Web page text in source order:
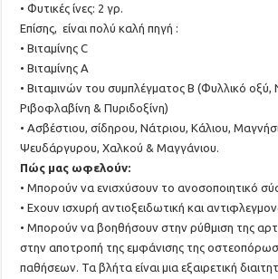
• Φυτικές ίνες: 2 γρ.
Επίσης, είναι πολύ καλή πηγή :
• Βιταμίνης C
• Βιταμίνης Α
• Βιταμινών του συμπλέγματος Β (Φυλλικό οξύ,
Ριβοφλαβίνη & Πυριδοξίνη)
• Ασβέστιου, σίδηρου, Νάτριου, Κάλιου,
Ψευδάργυρου, Χαλκού & Μαγγάνιου.
Πώς μας ωφελούν:
• Μπορούν να ενισχύσουν το ανοσοποιητικό
• Εχουν ισχυρή αντιοξειδωτική και
• Μπορούν να βοηθήσουν στην ρύθμιση της
στην αποτροπή της εμφάνισης της
παθήσεων. Τα βλήτα είναι μια εξαιρετική